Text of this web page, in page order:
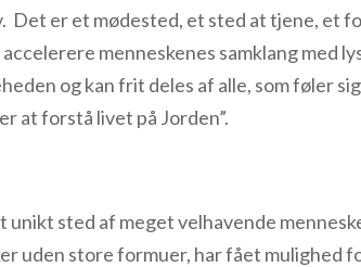
Det er et mødested, et sted at tjene, et
accelerere menneskenes samklang med
og kan frit deles af alle, som føler
at forstå livet på Jorden”.
unikt sted af meget velhavende
uden store formuer, har fået mulighed